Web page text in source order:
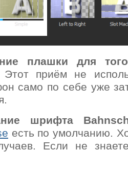
плашки для
Этот приём не
само по себе уже
шрифта
есть по умолчанию.
Если не